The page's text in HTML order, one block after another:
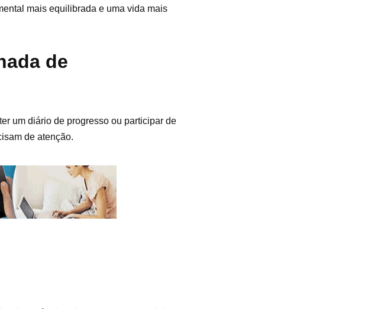
mais equilibrada e uma vida mais
de
um diário de progresso ou participar de
de atenção.